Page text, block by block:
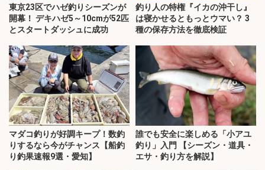
東京23区でハゼ釣りシーズンが
開幕！ デキハゼ5～10cmが52匹
とスタートダッシュに成功
釣り人の特権『イカの沖干し』
は寝かせるともっとウマい？ 3
種の保存方法を徹底検証
マダコ釣りが好調キープ！数釣
りするなら今がチャンス【船釣
り釣果速報9選・愛知】
誰でも安全に楽しめる「小アユ
釣り」入門 【シーズン・道具・
エサ・釣り方を解説】